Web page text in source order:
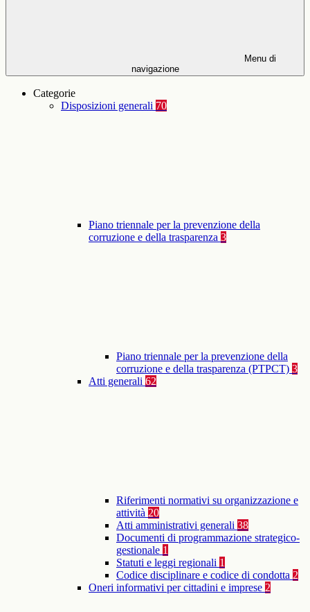
Menu di
navigazione
Categorie
Disposizioni generali 70
Piano triennale per la prevenzione della
corruzione e della trasparenza 3
Piano triennale per la prevenzione della
corruzione e della trasparenza (PTPCT) 3
Atti generali 62
Riferimenti normativi su organizzazione e
attività 20
Atti amministrativi generali 38
Documenti di programmazione strategico-
gestionale 1
Statuti e leggi regionali 1
Codice disciplinare e codice di condotta 2
Oneri informativi per cittadini e imprese 2